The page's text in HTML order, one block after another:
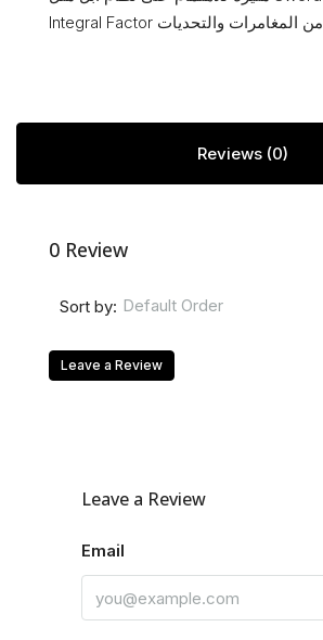
Reviews (0)
0 Review
Sort by: Default Order
Leave a Review
Leave a Review
Email